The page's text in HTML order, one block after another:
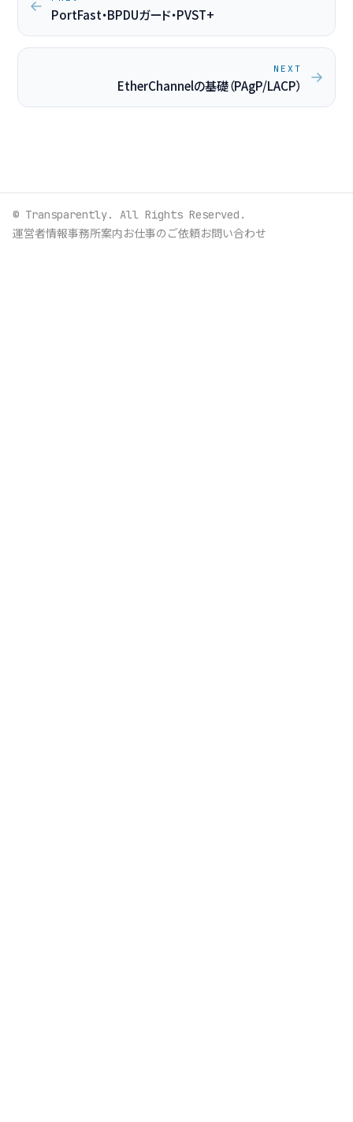
PortFast・BPDUガード・PVST+
NEXT
EtherChannelの基礎（PAgP/LACP）
© Transparently. All Rights Reserved.
運営者情報事務所案内お仕事のご依頼お問い合わせ